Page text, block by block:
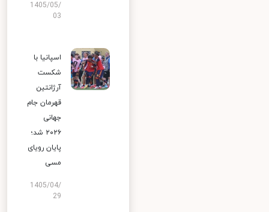
1405/05/
03
اسپانیا با
شکست
آرژانتین
قهرمان جام
جهانی
۲۰۲۶ شد؛
پایان رویای
مسی
1405/04/
29